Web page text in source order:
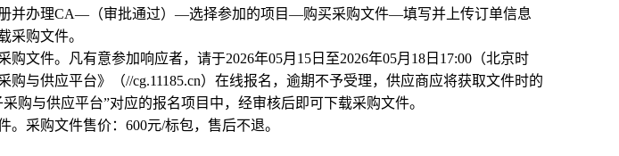
并办理CA—（审批通过）—选择参加的项目—购买采购文件—填写并上传订单信息
采购文件。
文件。凡有意参加响应者，请于2026年05月15日至2026年05月18日17:00（北京时
购与供应平台》（//cg.11185.cn）在线报名，逾期不予受理，供应商应将获取文件时的
购与供应平台”对应的报名项目中，经审核后即可下载采购文件。
采购文件售价：600元/标包，售后不退。